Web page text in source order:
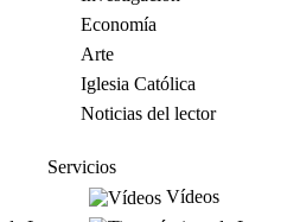
Economía
Arte
Iglesia Católica
Noticias del lector
Servicios
Vídeos